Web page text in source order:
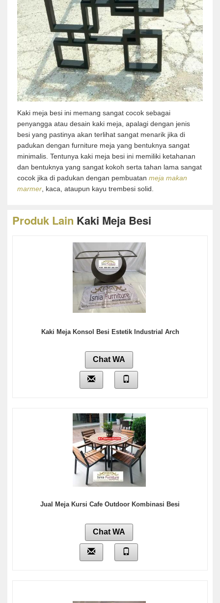
Kaki meja besi ini memang sangat cocok sebagai
penyangga atau desain kaki meja, apalagi dengan jenis
besi yang pastinya akan terlihat sangat menarik jika di
padukan dengan furniture meja yang bentuknya sangat
minimalis. Tentunya kaki meja besi ini memiliki ketahanan
dan bentuknya yang sangat kokoh serta tahan lama sangat
cocok jika di padukan dengan pembuatan meja makan
marmer , kaca, ataupun kayu trembesi solid.
Produk Lain Kaki Meja Besi
Kaki Meja Konsol Besi Estetik Industrial Arch
Chat WA
Jual Meja Kursi Cafe Outdoor Kombinasi Besi
Chat WA